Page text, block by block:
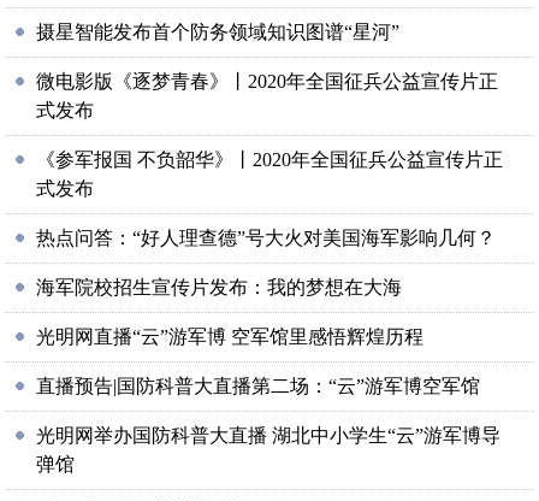
摄星智能发布首个防务领域知识图谱“星河”
微电影版《逐梦青春》丨2020年全国征兵公益宣传片正
式发布
《参军报国 不负韶华》丨2020年全国征兵公益宣传片正
式发布
热点问答：“好人理查德”号大火对美国海军影响几何？
海军院校招生宣传片发布：我的梦想在大海
光明网直播“云”游军博 空军馆里感悟辉煌历程
直播预告|国防科普大直播第二场：“云”游军博空军馆
光明网举办国防科普大直播 湖北中小学生“云”游军博导
弹馆